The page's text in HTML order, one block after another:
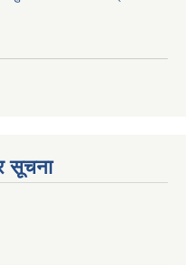
सूचना